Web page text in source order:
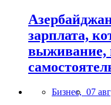
зарплата,
выживание,
Бизнес, 07